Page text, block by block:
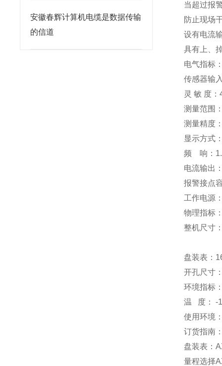
安徽春辉计算机电缆是数据传输
的信道
当超过报
防止现场
设有电流
具有上、
电气指标
传感器输
灵 敏 度
测量范围
测量精度
显示方式
频 响：
电流输出
报警接点
工作电源
物理指标
整机尺寸
盘装表：
开孔尺寸
环境指标
温 度： -
使用环境
订货指南
盘装表：
量程选择